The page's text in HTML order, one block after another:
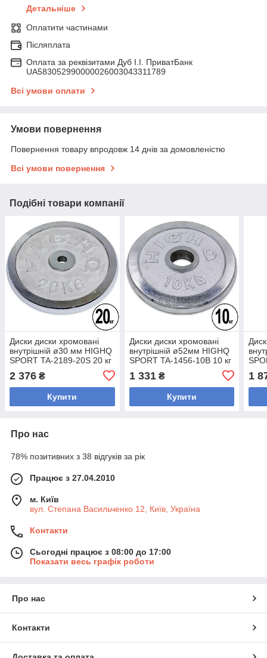
Детальніше
Оплатити частинами
Післяплата
Оплата за реквізитами Дуб І.І. ПриватБанк
UA583052990000026003043311789
Всі умови оплати
Умови повернення
Повернення товару впродовж 14 днів за домовленістю
Всі умови повернення
Подібні товари компанії
Диски диски хромовані
внутрішній ø30 мм HIGHQ
SPORT TA-2189-20S 20 кг
2 376 ₴
Купити
Диски диски хромовані
внутрішній ø52мм HIGHQ
SPORT TA-1456-10B 10 кг
1 331₴
Купити
1
Про нас
78% позитивних з 38 відгуків за рік
Працює з 27.04.2010
м. Київ
вул. Степана Васильченко 12, Київ, Україна
Контакти
Сьогодні працює з 08:00 до 17:00
Показати весь графік роботи
Про нас
Контакти